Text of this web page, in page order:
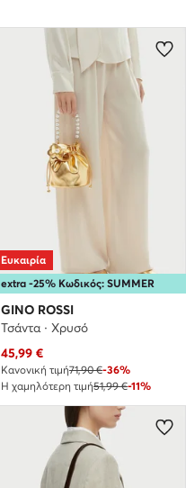
extra -25% Κωδικός: SUMMER
Ευκαιρία
GINO ROSSI
Τσάντα · Χρυσό
Τρέχουσα τιμή
45,99 €
Κανονική τιμή71,90 €-36%
Η χαμηλότερη τιμή51,99 €-11%